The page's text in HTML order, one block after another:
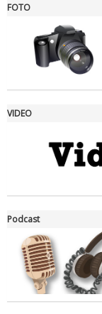
Ddl Lobby, Uisp:
FOTO
VIDEO
Podcast